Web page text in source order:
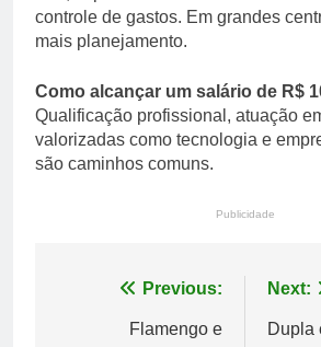
controle de gastos. Em grandes
mais planejamento.
Como alcançar um salário de R$
Qualificação profissional, atuação
valorizadas como tecnologia e
são caminhos comuns.
Publicidade
Navegação
Previous:
Flamengo e
Next:
Dupla